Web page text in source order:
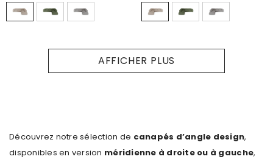
AFFICHER PLUS
Découvrez notre sélection de canapés d’angle design,
disponibles en version méridienne à droite ou à gauche,